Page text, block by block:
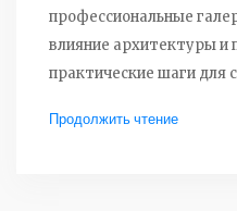
профессиональные
влияние архитектуры и
практические шаги для
Продолжить чтение